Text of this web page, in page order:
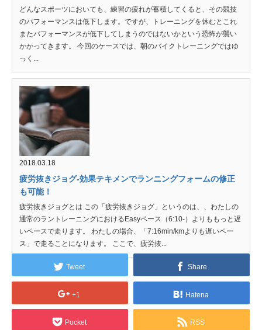
どんなスポーツにおいても、練習の疲れが蓄積してくると、その競技
のパフォーマンスは低下します。ですが、トレーニングを休むとこれ
またパフォーマンスが低下してしまうのではないかという恐怖が襲い
かかってきます。 今回のケースでは、朝のバイクトレーニングではゆ
っく...
2018.03.18
疲労抜きジョグ-効果テキメンでランニングフォームの修正
も可能！
疲労抜きジョグとは この「疲労抜きジョグ」というのは、、わたしの
通常のラントレーニングにおけるEasyペース（6:10-）よりももっと遅
いペースで走ります。 わたしの場合、「7:16min/kmよりも遅いペー
ス」で走ることになります。 ここで、疲労抜...
Tweet Share
+1 Hatena
Pocket RSS